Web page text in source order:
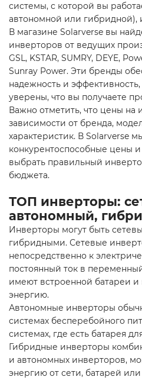
системы, с которой вы
автономной или гибридной),
В магазине Solarverse вы
инверторов от ведущих
GSL, KSTAR, SUMRY, DEYE,
Sunray Power. Эти бренды
надежность и
уверены, что вы получаете
Важно отметить, что цены на
зависимости от бренда,
характеристик. В Solarverse
конкурентоспособные цены
выбрать правильный
бюджета.
ТОП инверторы:
автономный,
Инверторы могут быть
гибридными. Сетевые
непосредственно к
постоянный ток в
имеют встроенной батареи и
энергию.
Автономные инверторы
системах бесперебойного
системах, где есть батарея
Гибридные инверторы
и автономных инверторов,
энергию от сети, батарей